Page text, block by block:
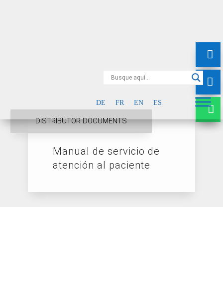
DE FR EN ES
DISTRIBUTOR DOCUMENTS
Manual de servicio de
atención al paciente

m
ail
@
st
er

+4
9
75
1

Le
t’s